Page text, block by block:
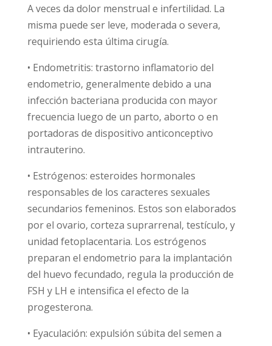
A veces da dolor menstrual e infertilidad. La
misma puede ser leve, moderada o severa,
requiriendo esta última cirugía.
• Endometritis: trastorno inflamatorio del
endometrio, generalmente debido a una
infección bacteriana producida con mayor
frecuencia luego de un parto, aborto o en
portadoras de dispositivo anticonceptivo
intrauterino.
• Estrógenos: esteroides hormonales
responsables de los caracteres sexuales
secundarios femeninos. Estos son elaborados
por el ovario, corteza suprarrenal, testículo, y
unidad fetoplacentaria. Los estrógenos
preparan el endometrio para la implantación
del huevo fecundado, regula la producción de
FSH y LH e intensifica el efecto de la
progesterona.
• Eyaculación: expulsión súbita del semen a